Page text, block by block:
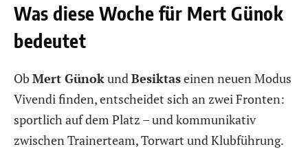
Was diese Woche für Mert Günok
bedeutet
Ob Mert GünokundBesiktaseinen neuen Modus
Vivendi finden, entscheidet sich an zwei Fronten:
sportlich auf dem Platz – und kommunikativ
zwischen Trainerteam, Torwart und Klubführung.